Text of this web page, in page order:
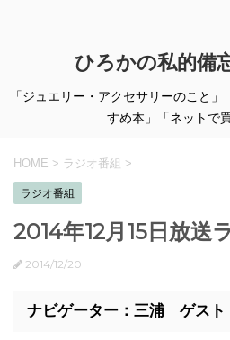
ひろかの私的備
「ジュエリー・アクセサリーのこと
すめ本」「ネットで
HOME > ラジオ番組 >
ラジオ番組
2014年12月15日放送
2014/12/20
ナビゲーター：三浦 ゲスト